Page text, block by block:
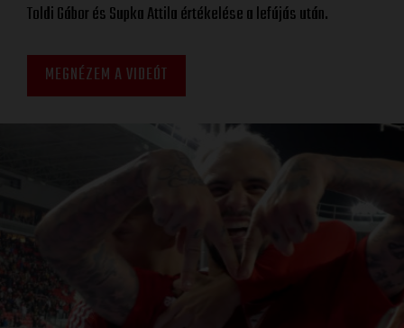
Toldi Gábor és Supka Attila értékelése a lefújás után.
MEGNÉZEM A VIDEÓT